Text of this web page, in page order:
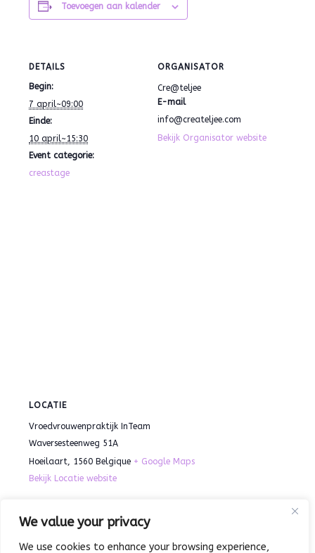
We value your privacy
We use cookies to enhance your browsing experience,
Toevoegen aan kalender
DETAILS
Begin:
7 april~09:00
Einde:
10 april~15:30
Event categorie:
creastage
ORGANISATOR
Cre@teljee
E-mail
info@createljee.com
Bekijk Organisator website
LOCATIE
Vroedvrouwenpraktijk InTeam
Waversesteenweg 51A
Hoeilaart, 1560 Belgique + Google Maps
Bekijk Locatie website
Creaworkshop voor volwassenen ~
Mixed Media Abstract Paint – 2 april ’26voor Volwassenen – 23 april 2026